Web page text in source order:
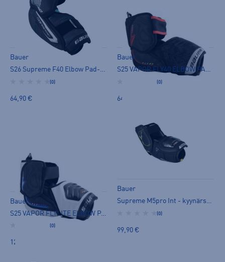
Bauer
S26 Supreme F40 Elbow Pad-jr - kyynärsuoja
(0)
64,90 €
Bauer
S25 VAPOR FLY40 ELBOW PAD -INT - kyynärsuoja
(0)
64,90 €
Bauer
(0)
129,00 €
Bauer
Supreme M5pro Int - kyynärsuoja
(0)
99,90 €